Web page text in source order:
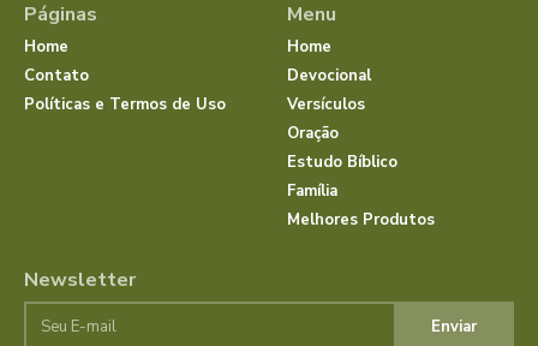
Páginas
Home
Contato
Políticas e Termos de Uso
Menu
Home
Devocional
Versículos
Oração
Estudo Bíblico
Família
Melhores Produtos
Newsletter
Enviar